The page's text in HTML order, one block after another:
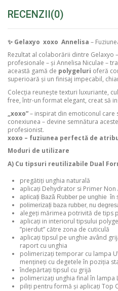
RECENZII(0)
✨ Gelaxyo xoxo Annelisa –
Rezultat al colaborării dintre Gelaxyo
profesionale – și Annelisa Niculae –
această gamă de polygeluri oferă
superioară și un finisaj impecabil,
Colecția reunește texturi luxuriante,
free, într-un format elegant, creat să
„xoxo”– inspirat din emoticonul
conexiunea – devine semnătura
profesionist.
xoxo – fuziunea perfectă de
Moduri de utilizare
A) Cu tipsuri reutilizabile Dual
pregătiți unghia naturală
aplicați Dehydrator si Primer Non
aplicați Bază Rubber pe unghie în
polimerizați baza rubber, nu
alegeți mărimea potrivită de tips
aplicați in interiorul tipsului
”pierdut” către zona de cuticulă
aplicați tipsul pe unghie având
raport cu unghia
polimerizați temporar cu lampa
mențineți cu degetele în poziția
îndepărtați tipsul cu grijă
polimerizați unghia final în lampa
piliți pentru formă și aplicați Top